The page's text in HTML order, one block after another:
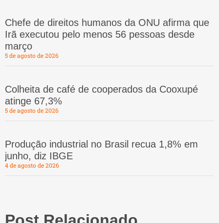
Chefe de direitos humanos da ONU afirma que
Irã executou pelo menos 56 pessoas desde
março
5 de agosto de 2026
Colheita de café de cooperados da Cooxupé
atinge 67,3%
5 de agosto de 2026
Produção industrial no Brasil recua 1,8% em
junho, diz IBGE
4 de agosto de 2026